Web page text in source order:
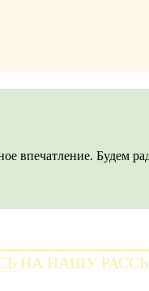
впечатление. Будем
НА НАШУ